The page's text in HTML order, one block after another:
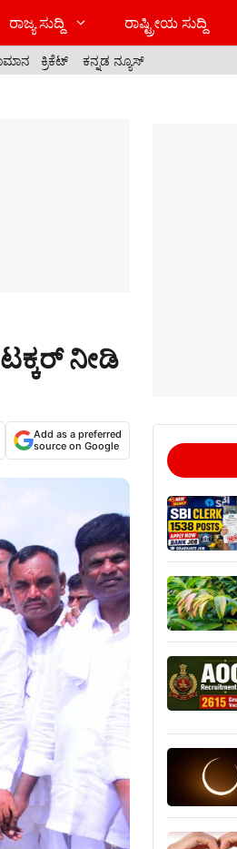
ರಾಜ್ಯ ಸುದ್ದಿ ರಾಷ್ಟ್ರೀಯ ಸುದ್ದಿ
ಕ್ರಿಕೆಟ್ ಕನ್ನಡ ನ್ಯೂಸ್
ನೀಡಿ
Add as a preferred
source on Google